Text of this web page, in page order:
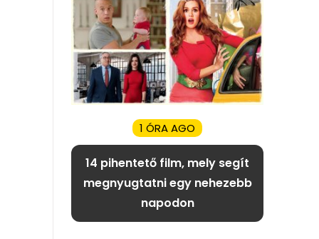
1 ÓRA AGO
14 pihentető film, mely segít
megnyugtatni egy nehezebb
napodon